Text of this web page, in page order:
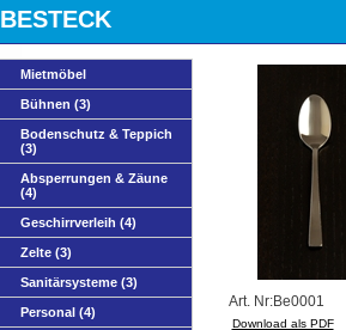
BESTECK
Mietmöbel
Bühnen (3)
Bodenschutz & Teppich
(3)
Absperrungen & Zäune
(4)
Geschirrverleih (4)
Zelte (3)
Sanitärsysteme (3)
Personal (4)
Art. Nr:Be0001
Download als PDF